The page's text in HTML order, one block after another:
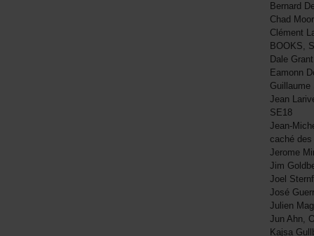
Bernard
Chad
Clément
BOOKS,
Dale
Eamonn
Guillaume
Jean
SE18
Jean-
caché
Jerome
Jim
Joel
José
Julien
Jun Ahn,
Kajsa